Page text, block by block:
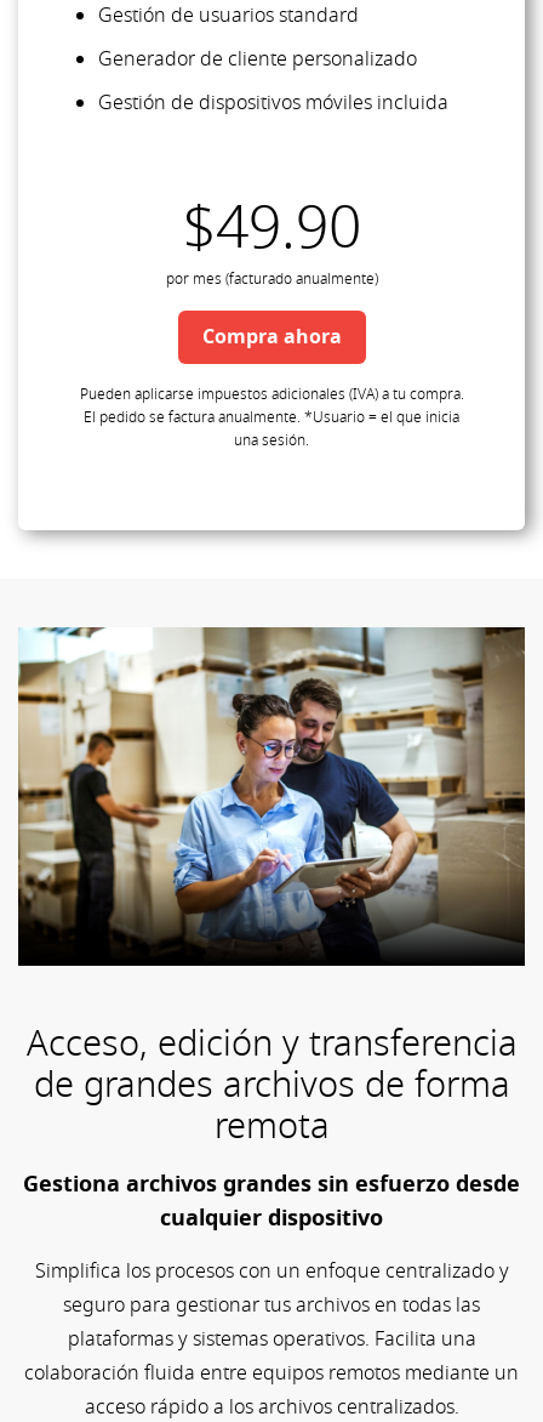
Gestión de usuarios standard
Generador de cliente personalizado
Gestión de dispositivos móviles incluida
$49.90
por mes (facturado anualmente)
Compra ahora
Pueden aplicarse impuestos adicionales (IVA) a tu compra.
El pedido se factura anualmente. *Usuario = el que inicia
una sesión.
Acceso, edición y transferencia
de grandes archivos de forma
remota
Gestiona archivos grandes sin esfuerzo desde
cualquier dispositivo
Simplifica los procesos con un enfoque centralizado y
seguro para gestionar tus archivos en todas las
plataformas y sistemas operativos. Facilita una
colaboración fluida entre equipos remotos mediante un
acceso rápido a los archivos centralizados.